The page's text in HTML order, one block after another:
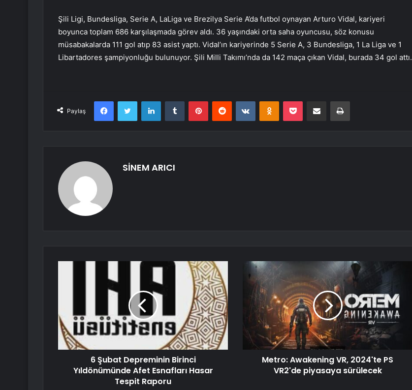
Şili Ligi, Bundesliga, Serie A, LaLiga ve Brezilya Serie A’da futbol oynayan Arturo Vidal, kariyeri
boyunca toplam 686 karşılaşmada görev aldı. 36 yaşındaki orta saha oyuncusu, söz konusu
müsabakalarda 111 gol atıp 83 asist yaptı. Vidal’ın kariyerinde 5 Serie A, 3 Bundesliga, 1 La Liga ve 1
Libartadores şampiyonluğu bulunuyor. Şili Milli Takımı’nda da 142 maça çıkan Vidal, burada 34 gol attı.
Paylaş
FacebookTwitter LinkedInTumblr PinterestReddit VKontakteOdnoklassniki
Pocket E-Posta ile paylaş Yazdır
SİNEM ARICI
6 Şubat Depreminin Birinci
Yıldönümünde Afet Esnafları Hasar
Tespit Raporu
Metro: Awakening VR, 2024'te PS
VR2'de piyasaya sürülecek